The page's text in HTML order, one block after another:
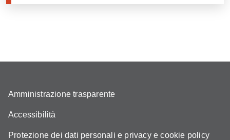
Amministrazione trasparente
Accessibilità
Protezione dei dati personali e privacy e cookie policy